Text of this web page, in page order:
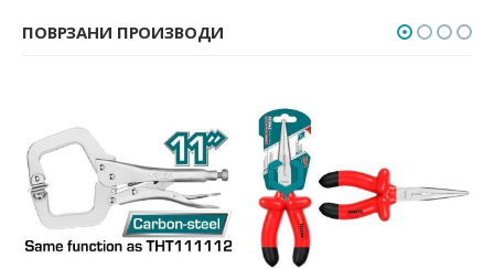
ПОВРЗАНИ ПРОИЗВОДИ